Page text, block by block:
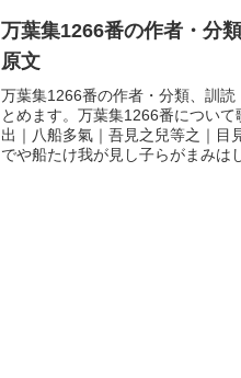
万葉集1266番の作者・分
原文
万葉集1266番の作者・分類、訓
とめます。万葉集1266番につい
出｜八船多氣｜吾見之兒等之｜目
でや船たけ我が見し子らがまみは